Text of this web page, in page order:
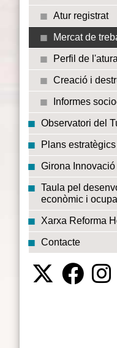
Atur registrat
Mercat de
Perfil de
Creació i
Informes
Observatori del
Plans estratègics
Girona
Taula pel
econòmic i
Xarxa Reforma
Contacte